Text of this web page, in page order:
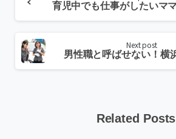
Reading
Next post
Related Posts